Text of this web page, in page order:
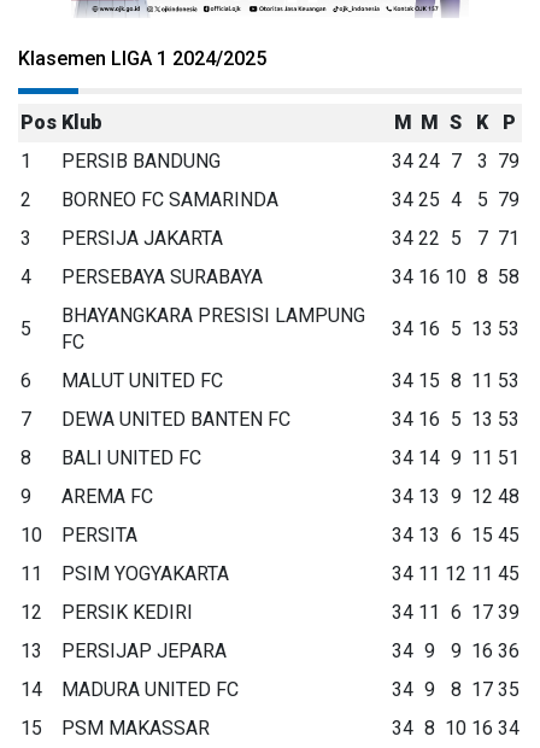
Klasemen LIGA 1 2024/2025
Pos Klub M M S K
P
1
PERSIB BANDUNG 34 24 7 3 79
2
BORNEO FC SAMARINDA 34 25 4 5 79
3
PERSIJA JAKARTA 34 22 5 7 71
4
PERSEBAYA SURABAYA 34 16 10 8 58
5
BHAYANGKARA PRESISI LAMPUNG
FC
34 16 5 13 53
6 MALUT UNITED FC 34 15 8 11 53
7
DEWA UNITED BANTEN FC 34 16 5 13 53
8
BALI UNITED FC 34 14 9 11 51
9
AREMA FC 34 13 9 12 48
10
PERSITA 34 13 6 15 45
11
PSIM YOGYAKARTA 34 11 12 11 45
12
PERSIK KEDIRI 34 11 6 17 39
13
PERSIJAP JEPARA 34 9 9 16 36
14
MADURA UNITED FC 34 9 8 17 35
15
PSM MAKASSAR 34 8 10 16 34